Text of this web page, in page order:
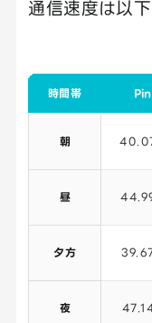
通信速度は以下
時間帯
朝
昼
夕方
夜